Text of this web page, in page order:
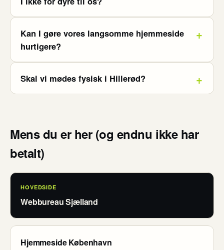
Kan I gøre vores langsomme hjemmeside
hurtigere?
Skal vi mødes fysisk i Hillerød?
Mens du er her (og endnu ikke har
betalt)
HOVEDSIDE
Webbureau Sjælland
Hjemmeside København